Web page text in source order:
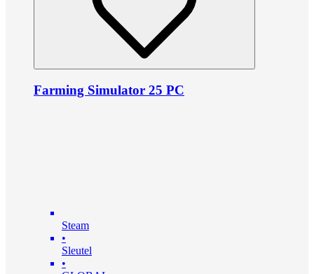
Farming Simulator 25 PC
Steam
•
Sleutel
•